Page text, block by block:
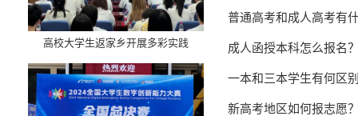
高校大学生返家乡开展多彩实践
普通高考和成人高考有
成人函授本科怎么报名
一本和三本学生有何区
新高考地区如何报志愿